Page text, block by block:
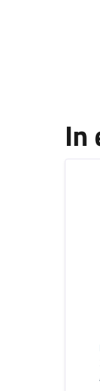
In